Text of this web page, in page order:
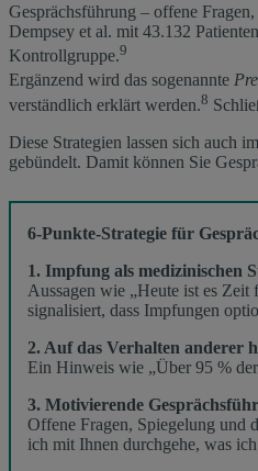
Gesprächsführung – offene
Dempsey et al. mit 43.132
Kontrollgruppe.9
Ergänzend wird das sogenannte
verständlich erklärt werden.8
Diese Strategien lassen sich auch
gebündelt. Damit können Sie
6-Punkte-Strategie für
1. Impfung als medizinischen
Aussagen wie „Heute ist es
signalisiert, dass Impfungen
2. Auf das Verhalten anderer
Ein Hinweis wie „Über 95 %
3. Motivierende
Offene Fragen, Spiegelung und
ich mit Ihnen durchgehe, was